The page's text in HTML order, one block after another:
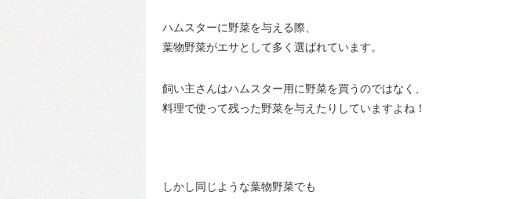
ハムスターに野菜を与える際、
葉物野菜がエサとして多く選ばれています。
飼い主さんはハムスター用に野菜を買うのではなく、
料理で使って残った野菜を与えたりしていますよね！
しかし同じような葉物野菜でも